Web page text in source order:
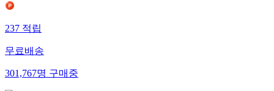
237 적립
무료배송
301,767명 구매중